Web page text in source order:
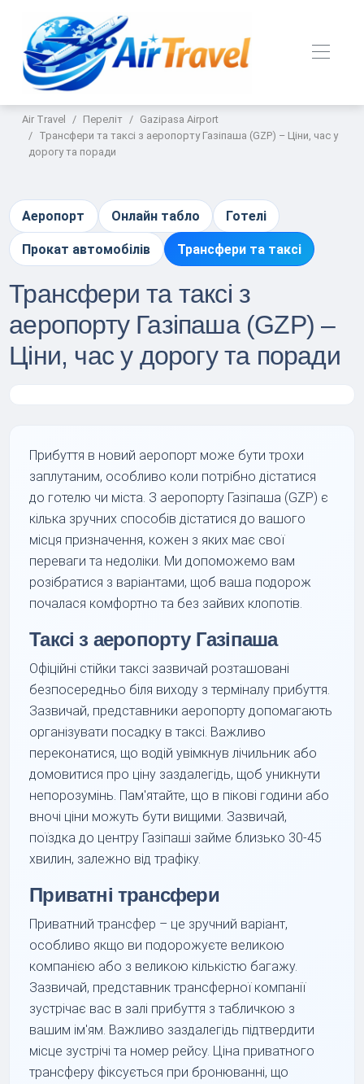
Air Travel Переліт
Gazipasa Airport
Трансфери та таксі з аеропорту Газіпаша (GZP) – Ціни, час у
дорогу та поради
Аеропорт Онлайн табло Готелі
Прокат автомобілів Трансфери та таксі
Трансфери та таксі з
аеропорту Газіпаша (GZP) –
Ціни, час у дорогу та поради
Прибуття в новий аеропорт може бути трохи
заплутаним, особливо коли потрібно дістатися
до готелю чи міста. З аеропорту Газіпаша (GZP) є
кілька зручних способів дістатися до вашого
місця призначення, кожен з яких має свої
переваги та недоліки. Ми допоможемо вам
розібратися з варіантами, щоб ваша подорож
почалася комфортно та без зайвих клопотів.
Таксі з аеропорту Газіпаша
Офіційні стійки таксі зазвичай розташовані
безпосередньо біля виходу з терміналу прибуття.
Зазвичай, представники аеропорту допомагають
організувати посадку в таксі. Важливо
переконатися, що водій увімкнув лічильник або
домовитися про ціну заздалегідь, щоб уникнути
непорозумінь. Пам'ятайте, що в пікові години або
вночі ціни можуть бути вищими. Зазвичай,
поїздка до центру Газіпаші займе близько 30-45
хвилин, залежно від трафіку.
Приватні трансфери
Приватний трансфер – це зручний варіант,
особливо якщо ви подорожуєте великою
компанією або з великою кількістю багажу.
Зазвичай, представник трансферної компанії
зустрічає вас в залі прибуття з табличкою з
вашим ім'ям. Важливо заздалегідь підтвердити
місце зустрічі та номер рейсу. Ціна приватного
трансферу фіксується при бронюванні, що